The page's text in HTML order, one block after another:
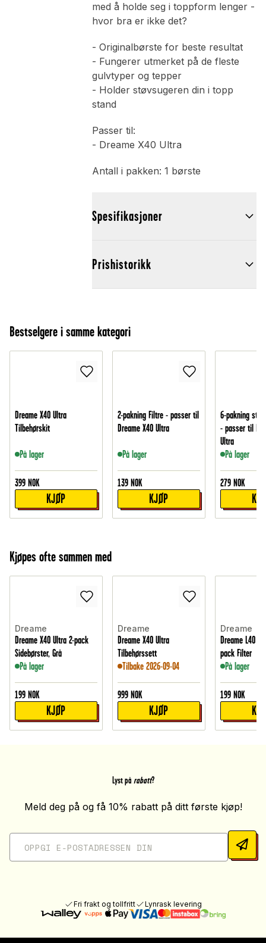
med å holde seg i toppform lenger -
hvor bra er ikke det?
- Originalbørste for beste resultat
- Fungerer utmerket på de fleste
gulvtyper og tepper
- Holder støvsugeren din i topp
stand
Passer til:
- Dreame X40 Ultra
Antall i pakken: 1 børste
Spesifikasjoner
Prishistorikk
Bestselgere i samme kategori
Dreame X40 Ultra
Tilbehørskit
På lager
399 NOK
KJØP
2-pakning Filtre - passer til
Dreame X40 Ultra
På lager
139 NOK
KJØP
6-pakning
- passer til
Ultra
På lager
279 NOK
Kjøpes ofte sammen med
Dreame
Dreame X40 Ultra 2-pack
Sidebørster, Grå
På lager
199 NOK
KJØP
Dreame
Dreame X40 Ultra
Tilbehørssett
Tilbake 2026-09-04
999 NOK
KJØP
Dreame
Dreame L40
pack Filter
På lager
199 NOK
Lyst på rabatt?
Meld deg på og få 10% rabatt på ditt første kjøp!
Fri frakt og tollfritt Lynrask levering